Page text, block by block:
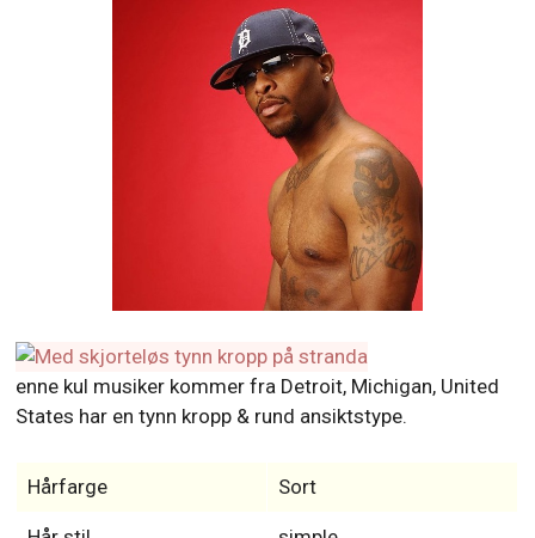
enne kul musiker kommer fra Detroit, Michigan, United
States har en tynn kropp & rund ansiktstype.
Hårfarge Sort